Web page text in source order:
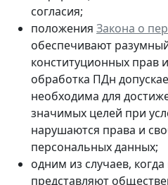
согласия;
положения Закона о
обеспечивают
конституционных прав
обработка ПДн
необходима для
значимых целей при
нарушаются права и
персональных данных;
одним из случаев,
представляют